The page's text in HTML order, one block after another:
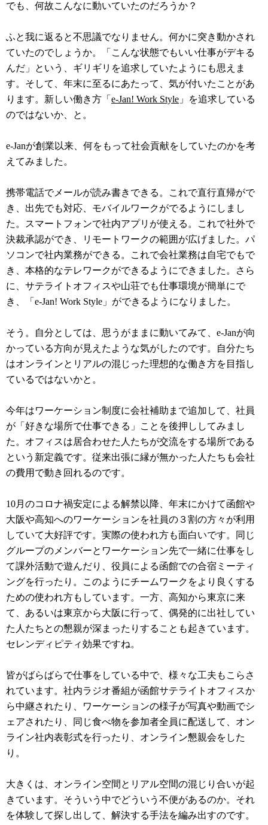
でも、何故こんなに動いていたのだろうか？
ふと我に返ると不思議でなりません。何かに突き動かされ
ていたのでしょうか。「こんな状態でもいい仕事がデキる
んだ」という、ギリギリを追求していたようにも思えま
す。そして、年末に至るにあたって、気が付いたことがあ
ります。新しい働き方「 e-Jan! Work Style 」を追求している
のではないか、と。
e-Janが創業以来、何をもって社会貢献をしていたのかを考
えてみました。
携帯電話でメールが読み書きできる。これで直行直帰がで
き、出先でも対応、モバイルワークがでるようにしまし
た。スマートフォンで社内アプリが使える。これで社外で
決裁承認ができ、リモートワークの範囲が広げました。パ
ソコンで社内業務ができる。これで会社業務は自宅でもで
き、本格的なテレワークができるようにできました。さら
に、サテライトオフィスや山荘でも仕事環境が簡単にで
き、「e-Jan! Work Style」ができるようになりました。
そう。自分としては、思うがままに動いてみて、e-Janが向
かっている方向が見えたような気がしたのです。自分たち
はオンラインとリアルの混じった理想的な働き方を目指し
ているではないかと。
今年はワーケーション制度に会社補助まで追加して、社員
が「好きな場所で仕事できる」ことを後押ししてみまし
た。オフィスは居合わせた人たちが交流をする場所である
という新定義です。従来出張に縁が無かった人たちも会社
の費用で動き回れるのです。
10月のコロナ禍安定による解禁以降、年末にかけて函館や
大阪や高知へのワーケーションを社員の３割の方々が利用
していて大好評です。実際の使われ方も面白いです。同じ
グループのメンバーとワーケーション先で一緒に仕事をし
て課外活動で遊んだり、役員による函館での合宿ミーティ
ングを行ったり。このようにチームワークをより良くする
ための使われ方もしています。一方、高知から東京に来
て、あるいは東京から大阪に行って、偶発的に出社してい
た人たちとの懇親が深まったりすることも起きています。
セレンディピティ効果ですね。
皆がばらばらで仕事をしている中で、様々な工夫もこらさ
れています。社内ラジオ番組が函館サテライトオフィスか
ら中継されたり、ワーケーションの様子が写真や動画でシ
ェアされたり、同じ食べ物を参加者全員に配送して、オン
ライン社内表彰式を行ったり、オンライン懇親会をした
り。
大きくは、オンライン空間とリアル空間の混じり合いが起
きています。そういう中でどういう不便があるのか。それ
を体験して探し出して、解決する手法を編み出すのです。